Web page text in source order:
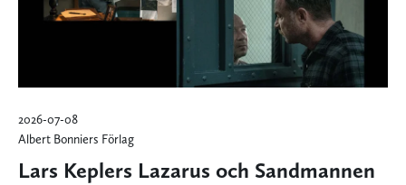
2026-07-08
Albert Bonniers Förlag
Lars Keplers Lazarus och Sandmannen